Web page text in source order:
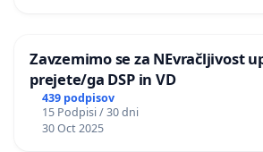
Zavzemimo se za NEvračljivost
prejete/ga DSP in VD
439 podpisov
15 Podpisi / 30 dni
30 Oct 2025